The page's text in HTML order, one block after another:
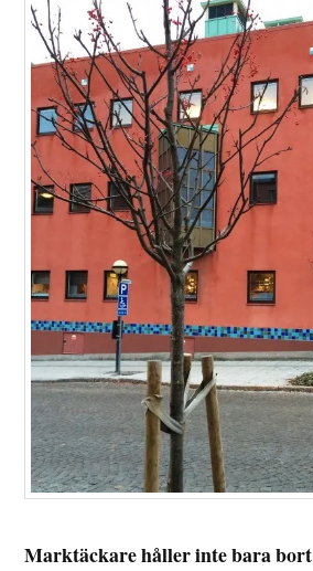
Marktäckare håller inte bara bort